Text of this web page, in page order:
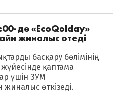
де «EcoQolday»
жиналыс өтеді
басқару бөлімінің
қаптама
үшін ЗУМ
өткізеді.